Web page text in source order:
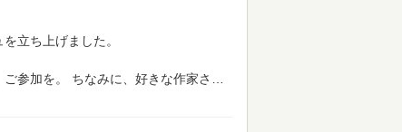
立ち上げました。
参加を。
ちなみに、好きな作家さ